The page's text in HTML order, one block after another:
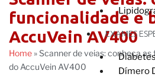
EXAMES
Diabetes
Dímero
funcionalidade e
AccuVein AV400
Home »Scanner de veias: conheça
do AccuVein AV400